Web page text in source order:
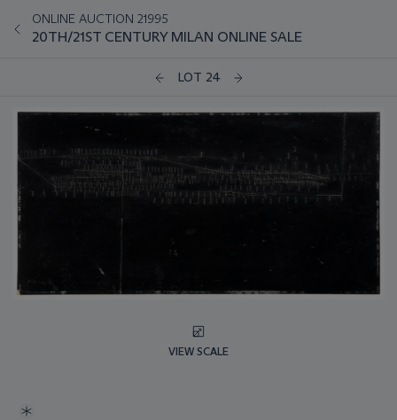
ONLINE AUCTION 21995
20TH/21ST CENTURY MILAN ONLINE SALE
LOT 24
VIEW SCALE